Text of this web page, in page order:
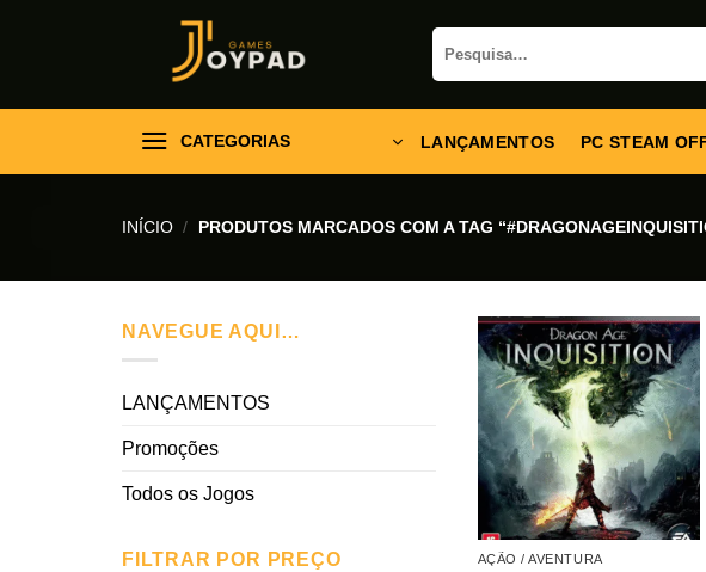
Pesquisar
por:
CATEGORIAS LANÇAMENTOS PC STEAM
INÍCIO / PRODUTOS MARCADOS COM A TAG
NAVEGUE AQUI…
LANÇAMENTOS
Promoções
Todos os Jogos
FILTRAR POR PREÇO AÇÃO / AVENTURA